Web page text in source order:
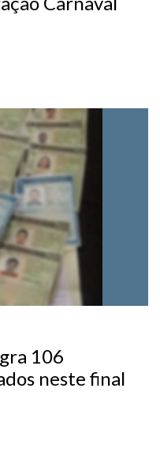
106
neste final